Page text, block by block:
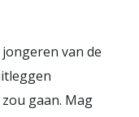
van de
gaan. Mag